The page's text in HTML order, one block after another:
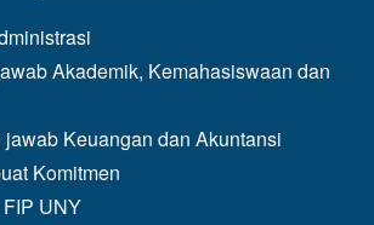
Akademik, Kemahasiswaan dan
Keuangan dan Akuntansi
Komitmen
UNY